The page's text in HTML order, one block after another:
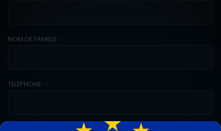
NOM DE FAMILLE : *
TÉLÉPHONE : *